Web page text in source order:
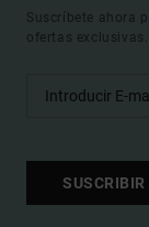
Suscríbete ahora
ofertas exclusivas.
SUSCRIBIR